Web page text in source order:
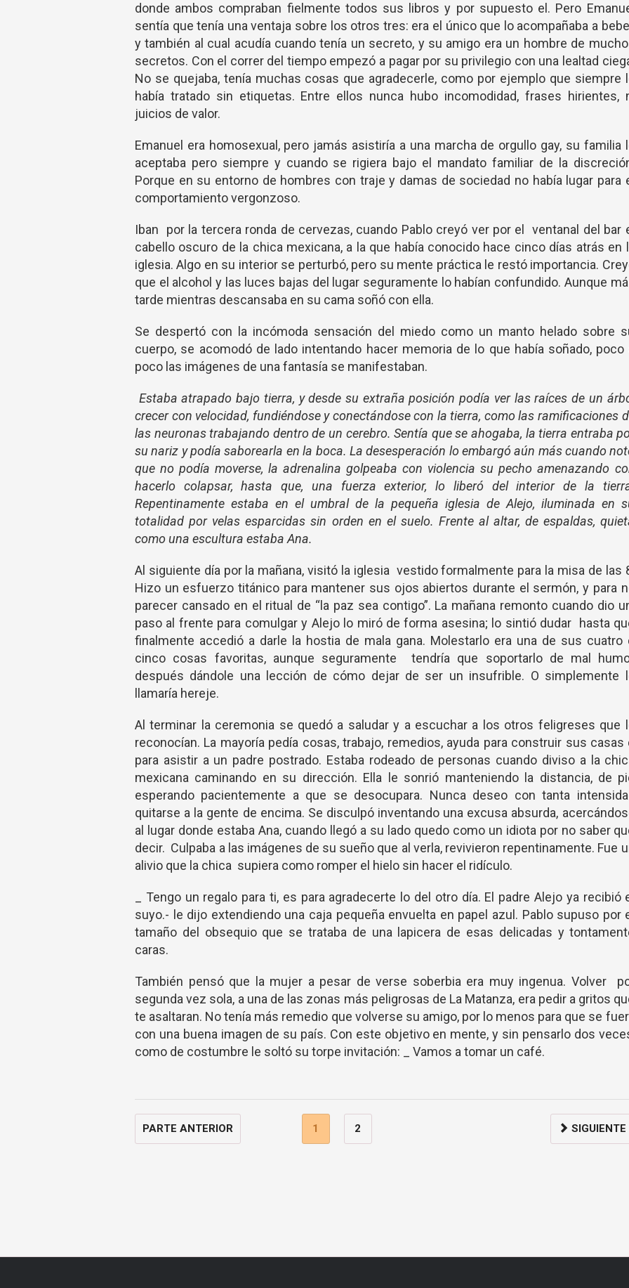
donde ambos compraban fielmente todos sus libros y por supuesto el. Pero
sentía que tenía una ventaja sobre los otros tres: era el único que lo acompañaba a
y también al cual acudía cuando tenía un secreto, y su amigo era un hombre de
secretos. Con el correr del tiempo empezó a pagar por su privilegio con una lealtad
No se quejaba, tenía muchas cosas que agradecerle, como por ejemplo que siempre
había tratado sin etiquetas. Entre ellos nunca hubo incomodidad, frases hirientes,
juicios de valor.
Emanuel era homosexual, pero jamás asistiría a una marcha de orgullo gay, su familia
aceptaba pero siempre y cuando se rigiera bajo el mandato familiar de la
Porque en su entorno de hombres con traje y damas de sociedad no había lugar para
comportamiento vergonzoso.
Iban por la tercera ronda de cervezas, cuando Pablo creyó ver por el ventanal del bar
cabello oscuro de la chica mexicana, a la que había conocido hace cinco días atrás en
iglesia. Algo en su interior se perturbó, pero su mente práctica le restó importancia.
que el alcohol y las luces bajas del lugar seguramente lo habían confundido. Aunque
tarde mientras descansaba en su cama soñó con ella.
Se despertó con la incómoda sensación del miedo como un manto helado sobre
cuerpo, se acomodó de lado intentando hacer memoria de lo que había soñado, poco
poco las imágenes de una fantasía se manifestaban.
Estaba atrapado bajo tierra, y desde su extraña posición podía ver las raíces de un
crecer con velocidad, fundiéndose y conectándose con la tierra, como las ramificaciones
las neuronas trabajando dentro de un cerebro. Sentía que se ahogaba, la tierra entraba
su nariz y podía saborearla en la boca. La desesperación lo embargó aún más cuando
que no podía moverse, la adrenalina golpeaba con violencia su pecho amenazando
hacerlo colapsar, hasta que, una fuerza exterior, lo liberó del interior de la
Repentinamente estaba en el umbral de la pequeña iglesia de Alejo, iluminada en
totalidad por velas esparcidas sin orden en el suelo. Frente al altar, de espaldas,
como una escultura estaba Ana.
Al siguiente día por la mañana, visitó la iglesia vestido formalmente para la misa de las
Hizo un esfuerzo titánico para mantener sus ojos abiertos durante el sermón, y para
parecer cansado en el ritual de “la paz sea contigo”. La mañana remonto cuando dio
paso al frente para comulgar y Alejo lo miró de forma asesina; lo sintió dudar hasta
finalmente accedió a darle la hostia de mala gana. Molestarlo era una de sus cuatro
cinco cosas favoritas, aunque seguramente tendría que soportarlo de mal
después dándole una lección de cómo dejar de ser un insufrible. O simplemente
llamaría hereje.
Al terminar la ceremonia se quedó a saludar y a escuchar a los otros feligreses que
reconocían. La mayoría pedía cosas, trabajo, remedios, ayuda para construir sus casas
para asistir a un padre postrado. Estaba rodeado de personas cuando diviso a la
mexicana caminando en su dirección. Ella le sonrió manteniendo la distancia, de
esperando pacientemente a que se desocupara. Nunca deseo con tanta
quitarse a la gente de encima. Se disculpó inventando una excusa absurda,
al lugar donde estaba Ana, cuando llegó a su lado quedo como un idiota por no saber
decir. Culpaba a las imágenes de su sueño que al verla, revivieron repentinamente. Fue
alivio que la chica supiera como romper el hielo sin hacer el ridículo.
_ Tengo un regalo para ti, es para agradecerte lo del otro día. El padre Alejo ya recibió
suyo.- le dijo extendiendo una caja pequeña envuelta en papel azul. Pablo supuso por
tamaño del obsequio que se trataba de una lapicera de esas delicadas y
caras.
También pensó que la mujer a pesar de verse soberbia era muy ingenua. Volver
segunda vez sola, a una de las zonas más peligrosas de La Matanza, era pedir a gritos
te asaltaran. No tenía más remedio que volverse su amigo, por lo menos para que se
con una buena imagen de su país. Con este objetivo en mente, y sin pensarlo dos
como de costumbre le soltó su torpe invitación: _ Vamos a tomar un café.
PARTE ANTERIOR 1 2 SIGUIENTE